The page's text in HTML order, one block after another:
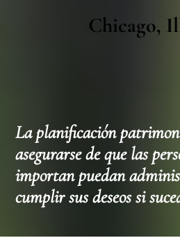
Chicago,
La planificación
asegurarse de que las
importan puedan
cumplir sus deseos si